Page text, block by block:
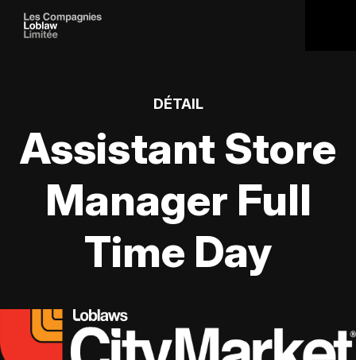
DÉTAIL
Assistant Store
Manager Full
Time Day